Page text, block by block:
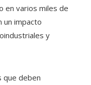
en varios miles de
un impacto
y
que deben